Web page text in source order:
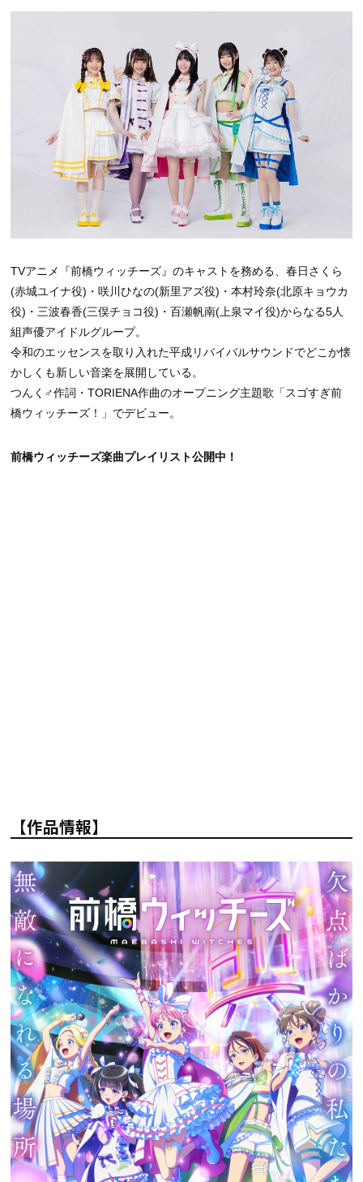
TVアニメ『前橋ウィッチーズ』のキャストを務める、春日さくら
(赤城ユイナ役)・咲川ひなの(新里アズ役)・本村玲奈(北原キョウカ
役)・三波春香(三俣チョコ役)・百瀬帆南(上泉マイ役)からなる5人
組声優アイドルグループ。
令和のエッセンスを取り入れた平成リバイバルサウンドでどこか懐
かしくも新しい音楽を展開している。
つんく♂作詞・TORIENA作曲のオープニング主題歌「スゴすぎ前
橋ウィッチーズ！」でデビュー。
前橋ウィッチーズ楽曲プレイリスト公開中！
【作品情報】